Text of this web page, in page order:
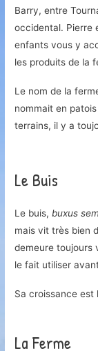
Barry, entre
occidental. Pierre
enfants vous y
les produits de la
Le nom de la
nommait en
terrains, il y a
Le Buis
Le buis,buxus
mais vit très bien
demeure toujours
le fait utiliser
Sa croissance est
La Ferme